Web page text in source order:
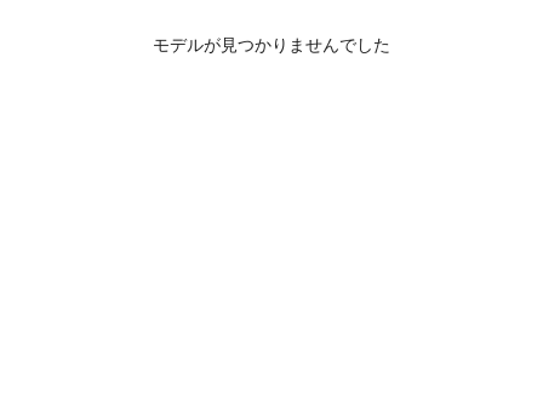
モデルが見つかりませんでした